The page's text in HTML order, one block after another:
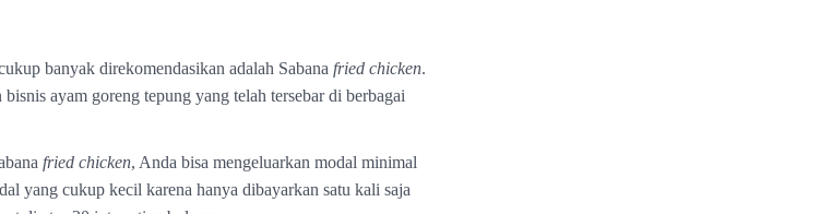
banyak direkomendasikan adalah Sabana fried chicken.
ayam goreng tepung yang telah tersebar di berbagai
fried chicken, Anda bisa mengeluarkan modal minimal
yang cukup kecil karena hanya dibayarkan satu kali saja